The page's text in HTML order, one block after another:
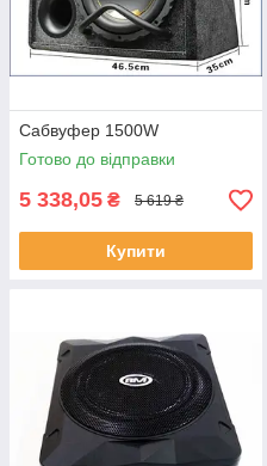
Сабвуфер 1500W
Готово до відправки
5 338,05 ₴ 5 619 ₴
Купити